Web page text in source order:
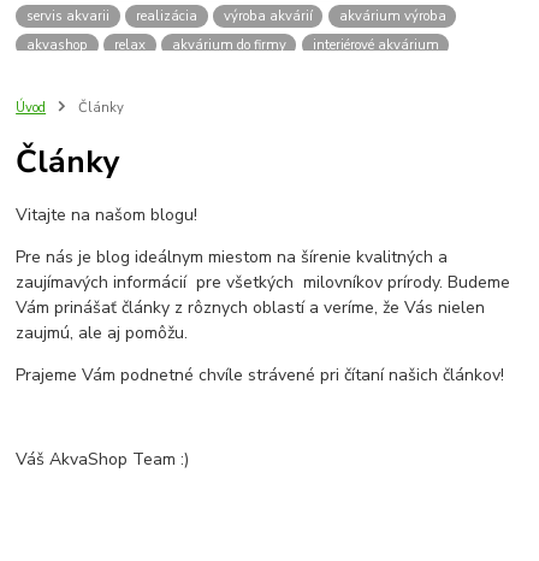
servis akvarii
realizácia výroba akvárií
akvárium výroba
akvashop
relax akvárium do firmy
interiérové akvárium
insektárium
skrinka
podstavec
Testudo horsfieldii
Korytnačka stepná
zriaďovanie terária
terárium pre suchozemskú korytnačku
želva
korytnačky
Bratislava
vyroba akvarii akvarium dovoz
rozvoz akvarií
záruka na akvárium
Úvod Články
Články
Vitajte na našom blogu!
Pre nás je blog ideálnym miestom na šírenie kvalitných a
zaujímavých informácií pre všetkých milovníkov prírody. Budeme
Vám prinášať články z rôznych oblastí a veríme, že Vás nielen
zaujmú, ale aj pomôžu.
Prajeme Vám podnetné chvíle strávené pri čítaní našich článkov!
Váš AkvaShop Team :)